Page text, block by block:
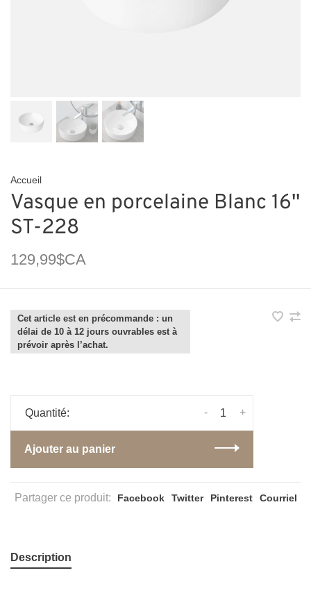
Accueil
Vasque en porcelaine Blanc 16''
ST-228
129,99$CA
Cet article est en précommande : un
délai de 10 à 12 jours ouvrables est à
prévoir après l’achat.
Quantité: +
-
Ajouter au panier
Partager ce produit: Facebook Twitter Pinterest Courriel
Description